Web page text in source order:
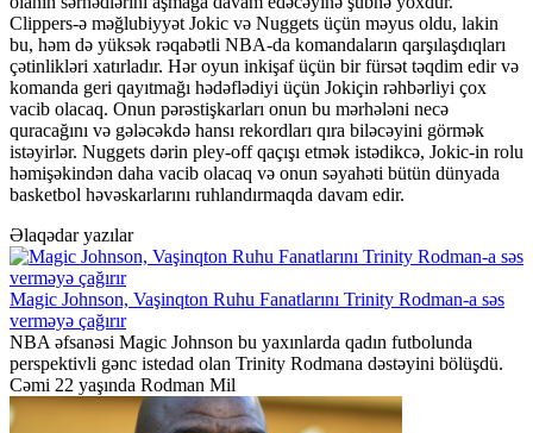
Clippers-ə məğlubiyyət Jokic və Nuggets üçün məyus oldu, lakin
bu, həm də yüksək rəqabətli NBA-da komandaların qarşılaşdıqları
çətinlikləri xatırladır. Hər oyun inkişaf üçün bir fürsət təqdim edir və
komanda geri qayıtmağı hədəflədiyi üçün Jokiçin rəhbərliyi çox
vacib olacaq. Onun pərəstişkarları onun bu mərhələni necə
quracağını və gələcəkdə hansı rekordları qıra biləcəyini görmək
istəyirlər. Nuggets dərin pley-off qaçışı etmək istədikcə, Jokic-in rolu
həmişəkindən daha vacib olacaq və onun səyahəti bütün dünyada
basketbol həvəskarlarını ruhlandırmaqda davam edir.
Əlaqədar yazılar
Magic Johnson, Vaşinqton Ruhu Fanatlarını Trinity Rodman-a səs
verməyə çağırır
NBA əfsanəsi Magic Johnson bu yaxınlarda qadın futbolunda
perspektivli gənc istedad olan Trinity Rodmana dəstəyini bölüşdü.
Cəmi 22 yaşında Rodman Mil